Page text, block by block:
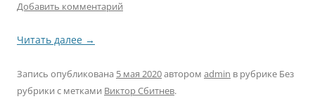
Добавить комментарий
Читать далее →
Запись опубликована 5 мая 2020автором admin в рубрике Без
рубрики с метками Виктор Сбитнев.